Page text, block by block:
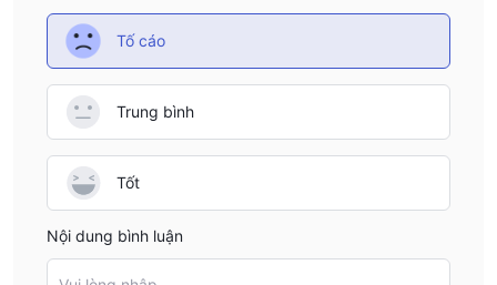
Tố cáo
Trung bình
Tốt
Nội dung bình luận